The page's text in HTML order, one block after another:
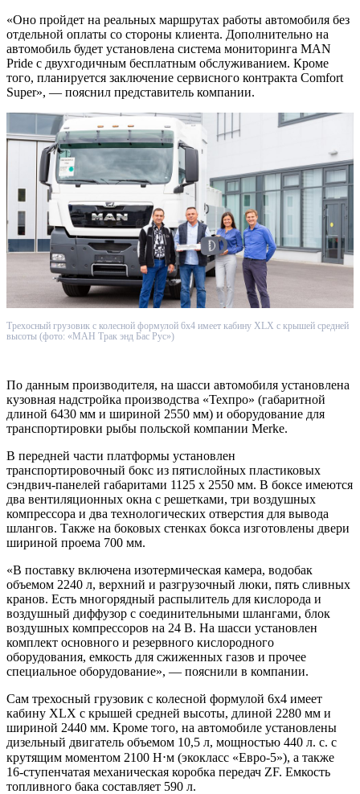
«Оно пройдет на реальных маршрутах работы автомобиля без
отдельной оплаты со стороны клиента. Дополнительно на
автомобиль будет установлена система мониторинга MAN
Pride c двухгодичным бесплатным обслуживанием. Кроме
того, планируется заключение сервисного контракта Comfort
Super», — пояснил представитель компании.
Трехосный грузовик с колесной формулой 6х4 имеет кабину XLX с крышей средней
высоты (фото: «МАН Трак энд Бас Рус»)
По данным производителя, на шасси автомобиля установлена
кузовная надстройка производства «Техпро» (габаритной
длиной 6430 мм и шириной 2550 мм) и оборудование для
транспортировки рыбы польской компании Merke.
В передней части платформы установлен
транспортировочный бокс из пятислойных пластиковых
сэндвич-панелей габаритами 1125 х 2550 мм. В боксе имеются
два вентиляционных окна с решетками, три воздушных
компрессора и два технологических отверстия для вывода
шлангов. Также на боковых стенках бокса изготовлены двери
шириной проема 700 мм.
«В поставку включена изотермическая камера, водобак
объемом 2240 л, верхний и разгрузочный люки, пять сливных
кранов. Есть многорядный распылитель для кислорода и
воздушный диффузор с соединительными шлангами, блок
воздушных компрессоров на 24 В. На шасси установлен
комплект основного и резервного кислородного
оборудования, емкость для сжиженных газов и прочее
специальное оборудование», — пояснили в компании.
Сам трехосный грузовик с колесной формулой 6х4 имеет
кабину XLX с крышей средней высоты, длиной 2280 мм и
шириной 2440 мм. Кроме того, на автомобиле установлены
дизельный двигатель объемом 10,5 л, мощностью 440 л. с. с
крутящим моментом 2100 Н⋅м (экокласс «Евро-5»), а также
16-ступенчатая механическая коробка передач ZF. Емкость
топливного бака составляет 590 л.